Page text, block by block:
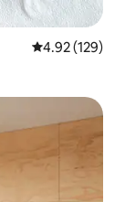
Calificación
4.92 (129)